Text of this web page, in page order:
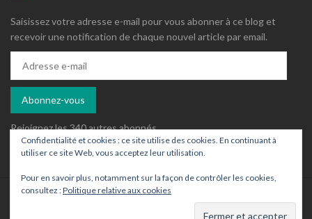
Saisissez votre adresse e-mail pour vous abonner à ce blog et
recevoir une notification de chaque nouvel article par email.
mail
Abonnez-vous
Rejoignez les 340 autres abonnés
Archives
Confidentialité et cookies : ce site utilise des cookies. En continuant à
utiliser ce site Web, vous acceptez leur utilisation.
Pour en savoir plus, notamment sur la façon de contrôler les cookies,
consultez :Politique relative aux cookies